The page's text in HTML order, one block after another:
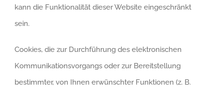
kann die Funktionalität dieser Website eingeschränkt
sein.
Cookies, die zur Durchführung des elektronischen
Kommunikationsvorgangs oder zur Bereitstellung
bestimmter, von Ihnen erwünschter Funktionen (z. B.